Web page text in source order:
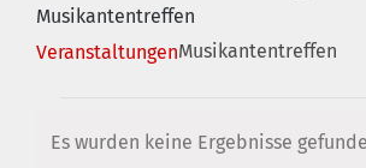
Musikantentreffen
VeranstaltungenMusikantentreffen
Es wurden keine Ergebnisse